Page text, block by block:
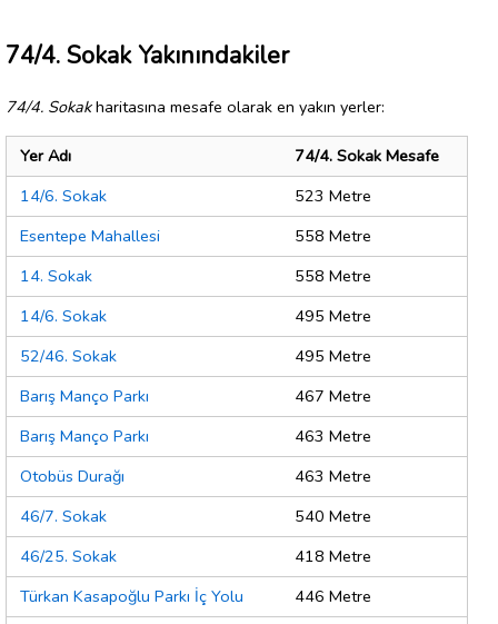
74/4. Sokak Yakınındakiler
74/4. Sokakharitasına mesafe olarak en yakın yerler:
Yer Adı
74/4. Sokak Mesafe
14/6. Sokak
523 Metre
Esentepe Mahallesi
558 Metre
14. Sokak
558 Metre
14/6. Sokak
495 Metre
52/46. Sokak
495 Metre
Barış Manço Parkı
467 Metre
Barış Manço Parkı
463 Metre
Otobüs Durağı
463 Metre
46/7. Sokak
540 Metre
46/25. Sokak
418 Metre
Türkan Kasapoğlu Parkı İç Yolu
446 Metre